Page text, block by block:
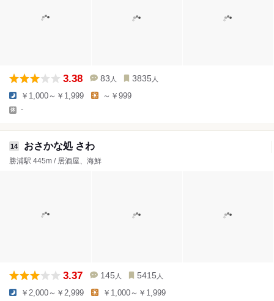
3.38 83 人 3835 人
￥1,000～￥1,999 ～￥999
-
14 おさかな処 さわ
勝浦駅 445m / 居酒屋、海鮮
3.37 145 人 5415 人
￥2,000～￥2,999 ￥1,000～￥1,999